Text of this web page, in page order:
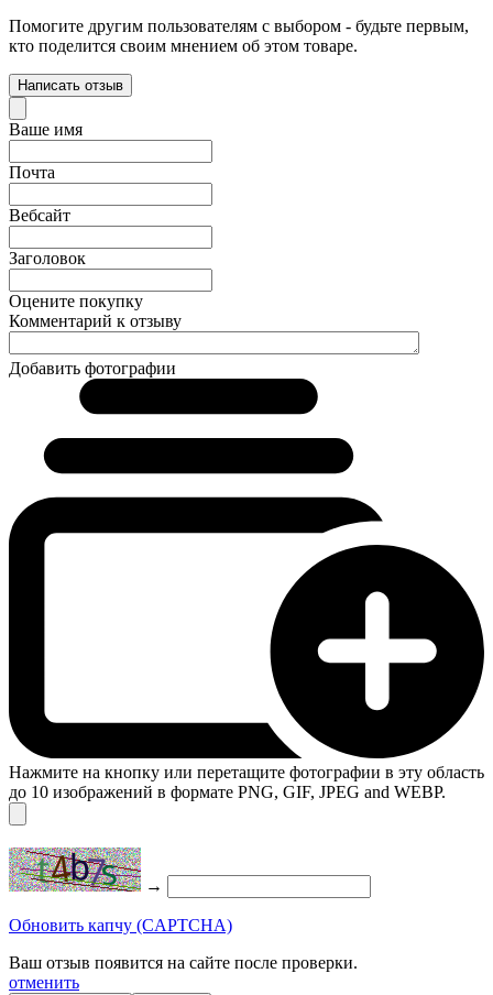
Помогите другим пользователям с выбором - будьте первым,
кто поделится своим мнением об этом товаре.
Написать отзыв
Ваше имя
Почта
Вебсайт
Заголовок
Оцените покупку
Комментарий к отзыву
Добавить фотографии
Нажмите на кнопку или перетащите фотографии в эту область
до 10 изображений в формате PNG, GIF, JPEG and WEBP.
→
Обновить капчу (CAPTCHA)
Ваш отзыв появится на сайте после проверки.
отменить